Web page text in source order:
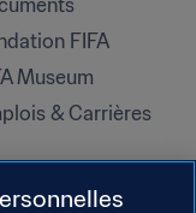
FIFA
Museum
& Carrières